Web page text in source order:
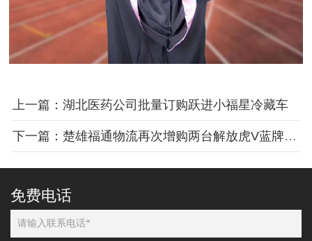
上一篇：湖北医药公司批量订购跃进小福星冷藏车
下一篇：楚雄福通物流再次增购两台解放虎V蓝牌易燃气体厢式车
免费电话